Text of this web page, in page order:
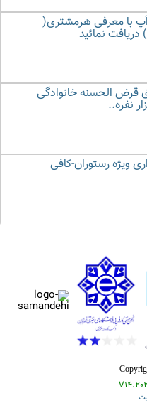
با معرفی هرمشتری(
قرض الحسنه خانوادگی
نفره..
ویژه رستوران-کافی